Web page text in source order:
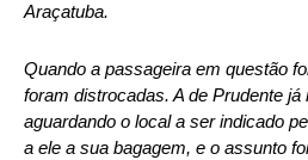
Araçatuba.
Quando a passageira em questão
foram distrocadas. A de Prudente
aguardando o local a ser indicado
a ele a sua bagagem, e o assunto